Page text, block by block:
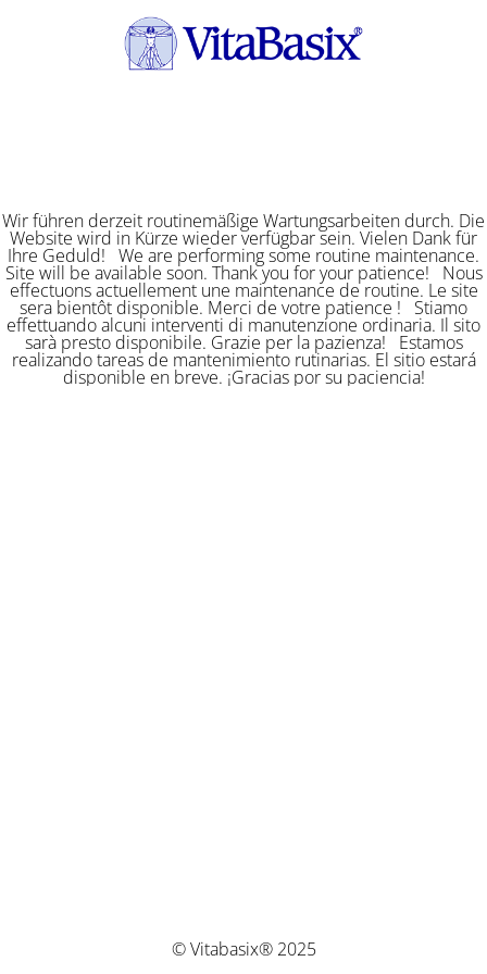
Wir führen derzeit routinemäßige Wartungsarbeiten durch. Die
Website wird in Kürze wieder verfügbar sein. Vielen Dank für
Ihre Geduld! We are performing some routine maintenance.
Site will be available soon. Thank you for your patience! Nous
effectuons actuellement une maintenance de routine. Le site
sera bientôt disponible. Merci de votre patience ! Stiamo
effettuando alcuni interventi di manutenzione ordinaria. Il sito
sarà presto disponibile. Grazie per la pazienza! Estamos
realizando tareas de mantenimiento rutinarias. El sitio estará
disponible en breve. ¡Gracias por su paciencia!
© Vitabasix® 2025